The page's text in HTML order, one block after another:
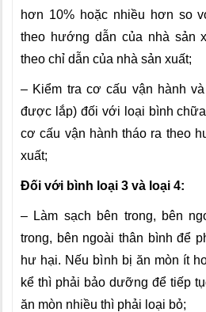
hơn 10% hoặc nhiều hơn so
theo hướng dẫn của nhà sản
theo chỉ dẫn của nhà sản xuất;
– Kiểm tra cơ cấu vận hành
được lắp) đối với loại bình
cơ cấu vận hành tháo ra theo
xuất;
Đối với bình loại 3 và loại 4:
– Làm sạch bên trong, bên
trong, bên ngoài thân bình để
hư hại. Nếu bình bị ăn mòn ít
kể thì phải bảo dưỡng để tiếp
ăn mòn nhiều thì phải loại bỏ;